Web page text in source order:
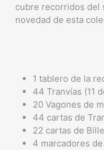
cubre recorridos del
novedad de esta
1 tablero de la
44 Tranvías (11
20 Vagones de
44 cartas de
22 cartas de
4 marcadores